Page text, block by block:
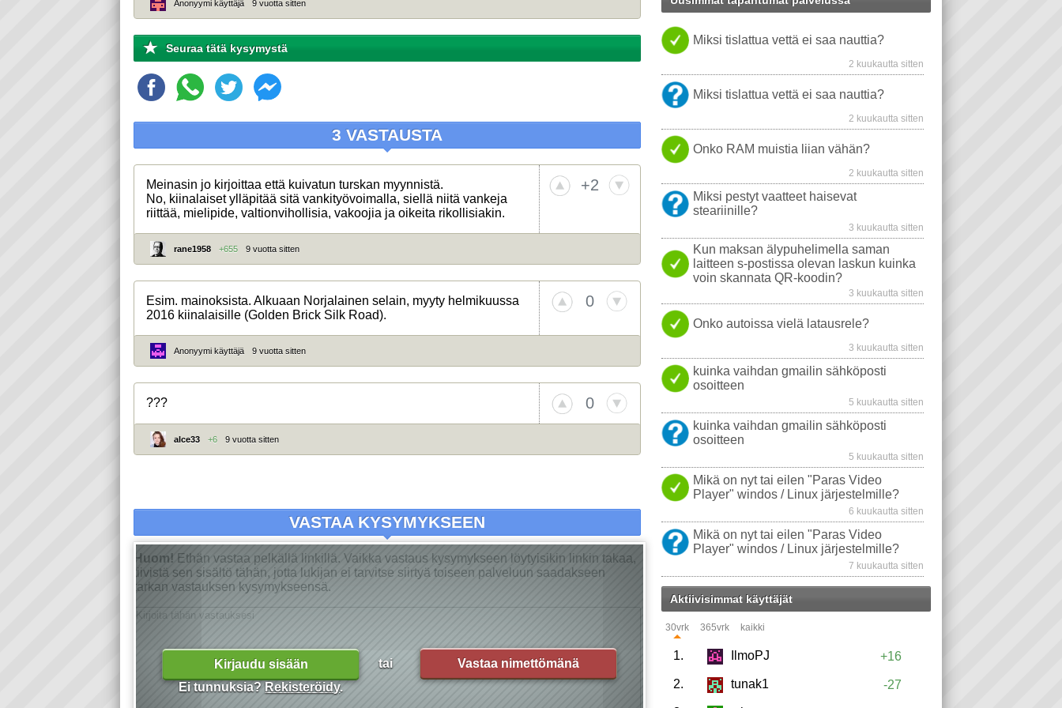
Anonyymi käyttäjä 9 vuotta sitten
Seuraa tätä kysymystä
3 VASTAUSTA
Meinasin jo kirjoittaa että kuivatun turskan myynnistä.
No, kiinalaiset ylläpitää sitä vankityövoimalla, siellä niitä vankeja
riittää, mielipide, valtionvihollisia, vakoojia ja oikeita rikollisiakin.
+2
rane1958 +655 9 vuotta sitten
Esim. mainoksista. Alkuaan Norjalainen selain, myyty helmikuussa
2016 kiinalaisille (Golden Brick Silk Road).
0
Anonyymi käyttäjä 9 vuotta sitten
??? 0
alce33 +6 9 vuotta sitten
Kirjaudu sisään
Ei tunnuksia? Rekisteröidy.
tai Vastaa nimettömänä
VASTAA KYSYMYKSEEN
Huom! Ethän vastaa pelkällä linkillä. Vaikka vastaus kysymykseen löytyisikin linkin takaa,
tiivistä sen sisältö tähän, jotta lukijan ei tarvitse siirtyä toiseen palveluun saadakseen
tarkan vastauksen kysymykseensä.
TISLATTU VESI
KANNETTAVAT TIETOKONEET
NOKIA PROSESSORIT WINDOWS VISTA
KOVALEVYT NÄYTÖT WINDOWS 10
WLAN
USB AJURIT VIRUSTORJUNTA
YOUTUBE
LINUX VIDEON TOISTO SAMSUNG
Miksi tislattua vettä ei saa nauttia?
2 kuukautta sitten
Miksi tislattua vettä ei saa nauttia?
2 kuukautta sitten
Onko RAM muistia liian vähän?
2 kuukautta sitten
Miksi pestyt vaatteet haisevat
steariinille?
3 kuukautta sitten
Kun maksan älypuhelimella saman
laitteen s-postissa olevan laskun kuinka
voin skannata QR-koodin?
3 kuukautta sitten
Onko autoissa vielä latausrele?
3 kuukautta sitten
kuinka vaihdan gmailin sähköposti
osoitteen
5 kuukautta sitten
kuinka vaihdan gmailin sähköposti
osoitteen
5 kuukautta sitten
Mikä on nyt tai eilen "Paras Video
Player" windos / Linux järjestelmille?
6 kuukautta sitten
Mikä on nyt tai eilen "Paras Video
Player" windos / Linux järjestelmille?
7 kuukautta sitten
Aktiivisimmat käyttäjät
30vrk 365vrk kaikki
1. IlmoPJ +16
2. tunak1 -27